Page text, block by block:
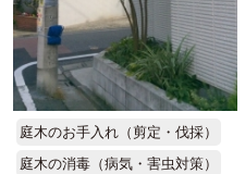
庭木のお手入れ（剪定・伐採）
庭木の消毒（病気・害虫対策）